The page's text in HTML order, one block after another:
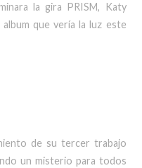
la gira PRISM, Katy
que vería la luz este
de su tercer trabajo
un misterio para todos